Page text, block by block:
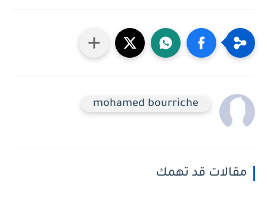
mohamed bourriche
مقالات قد تهمك